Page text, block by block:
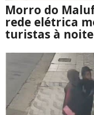
Morro do
rede elétrica
turistas à